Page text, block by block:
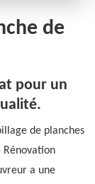
de
pour un
de planches
Rénovation
a une